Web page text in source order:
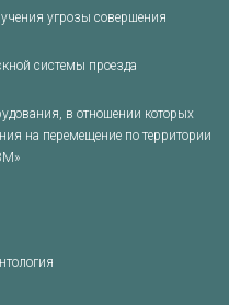
угрозы совершения
системы проезда
в отношении которых
на перемещение по территории